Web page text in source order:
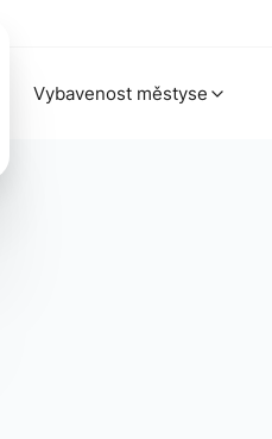
Vybavenost městyse